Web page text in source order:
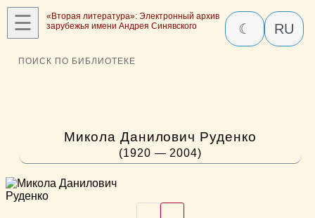
☰
«Вторая литература»: Электронный архив
зарубежья имени Андрея Синявского
☾ RU
ПОИСК ПО БИБЛИОТЕКЕ
Микола Данилович Руденко
(1920 — 2004)